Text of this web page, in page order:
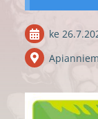
ke